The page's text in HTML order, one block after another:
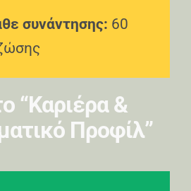
συνάντησης: 60
“Καριέρα &
Προφίλ”